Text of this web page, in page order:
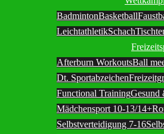
BadmintonBasketball
LeichtathletikSchach
Afterburn WorkoutsBall
Dt. Sportabzeichen
Functional TrainingGesund
Mädchensport 10-13/14+
Selbstverteidigung 7-16